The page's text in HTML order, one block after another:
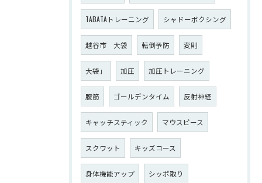
TABATAトレーニング シャドーボクシング
越谷市 大袋 転倒予防 変則
大袋」 加圧 加圧トレーニング
腹筋 ゴールデンタイム 反射神経
キャッチスティック マウスピース
スクワット キッズコース
身体機能アップ シッポ取り